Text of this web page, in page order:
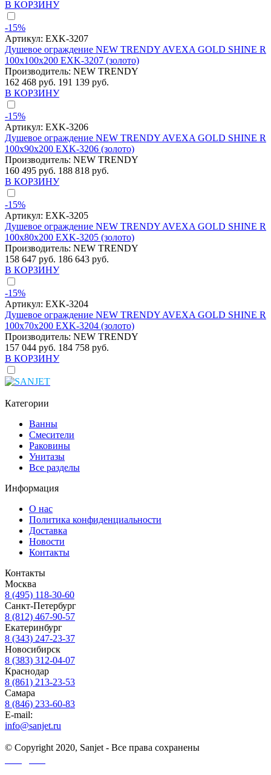
В КОРЗИНУ
-15%
Артикул: EXK-3207
Душевое ограждение NEW TRENDY AVEXA GOLD SHINE R
100x100x200 EXK-3207 (золото)
Производитель: NEW TRENDY
162 468 руб. 191 139 руб.
В КОРЗИНУ
-15%
Артикул: EXK-3206
Душевое ограждение NEW TRENDY AVEXA GOLD SHINE R
100x90x200 EXK-3206 (золото)
Производитель: NEW TRENDY
160 495 руб. 188 818 руб.
В КОРЗИНУ
-15%
Артикул: EXK-3205
Душевое ограждение NEW TRENDY AVEXA GOLD SHINE R
100x80x200 EXK-3205 (золото)
Производитель: NEW TRENDY
158 647 руб. 186 643 руб.
В КОРЗИНУ
-15%
Артикул: EXK-3204
Душевое ограждение NEW TRENDY AVEXA GOLD SHINE R
100x70x200 EXK-3204 (золото)
Производитель: NEW TRENDY
157 044 руб. 184 758 руб.
В КОРЗИНУ
Категории
Ванны
Смесители
Раковины
Унитазы
Все разделы
Информация
О нас
Политика конфиденциальности
Доставка
Новости
Контакты
Контакты
Москва
8 (495) 118-30-60
Санкт-Петербург
8 (812) 467-90-57
Екатеринбург
8 (343) 247-23-37
Новосибирск
8 (383) 312-04-07
Краснодар
8 (861) 213-23-53
Самара
8 (846) 233-60-83
E-mail:
info@sanjet.ru
© Copyright 2020, Sanjet - Все права сохранены